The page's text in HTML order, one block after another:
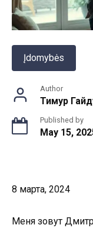
Įdomybės
Author
Тимур
Published by
May 15,
8 марта, 2024
Меня зовут